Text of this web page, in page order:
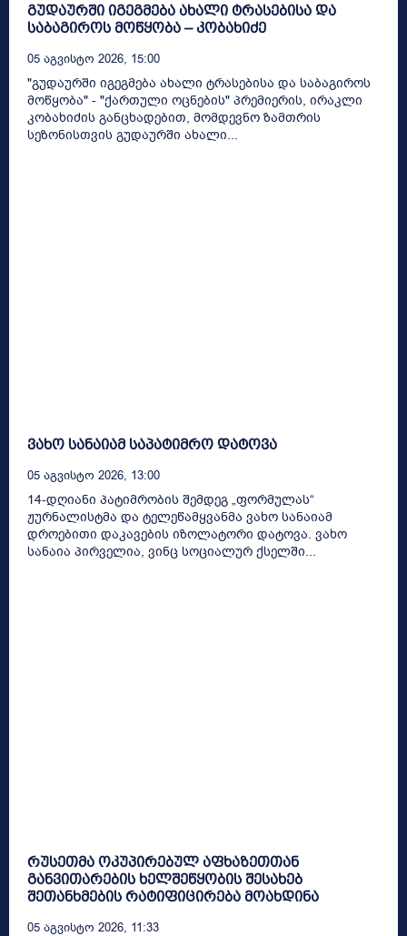
გუდაურში იგეგმება ახალი ტრასებისა და
საბაგიროს მოწყობა – კობახიძე
05 Აგვისტო 2026, 15:00
"გუდაურში იგეგმება ახალი ტრასებისა და საბაგიროს
მოწყობა" - "ქართული ოცნების" პრემიერის, ირაკლი
კობახიძის განცხადებით, მომდევნო ზამთრის
სეზონისთვის გუდაურში ახალი...
ვახო სანაიამ საპატიმრო დატოვა
05 Აგვისტო 2026, 13:00
14-დღიანი პატიმრობის შემდეგ „ფორმულას“
ჟურნალისტმა და ტელეწამყვანმა ვახო სანაიამ
დროებითი დაკავების იზოლატორი დატოვა. ვახო
სანაია პირველია, ვინც სოციალურ ქსელში...
რუსეთმა ოკუპირებულ აფხაზეთთან
განვითარების ხელშეწყობის შესახებ
შეთანხმების რატიფიცირება მოახდინა
05 Აგვისტო 2026, 11:33